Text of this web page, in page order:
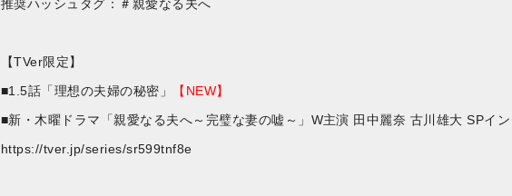
推奨ハッシュタグ：＃親愛なる夫へ
【TVer限定】
■1.5話「理想の夫婦の秘密」
【NEW】
■新・木曜ドラマ「親愛なる夫へ～完璧な妻の嘘～」W主演 田中麗奈 古川雄大 SPイ
https://tver.jp/series/sr599tnf8e